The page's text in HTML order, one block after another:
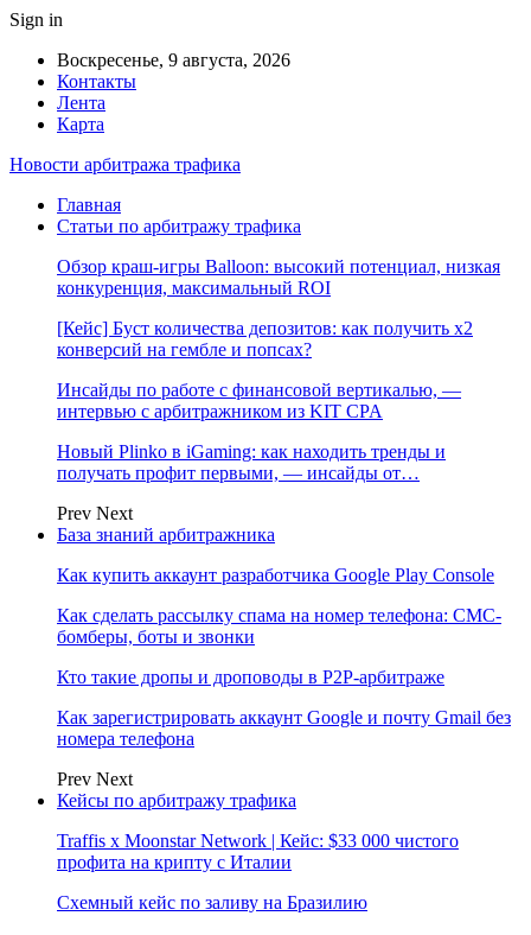
Sign in
Воскресенье, 9 августа, 2026
Контакты
Лента
Карта
Новости арбитража трафика
Главная
Статьи по арбитражу трафика
Обзор краш-игры Balloon: высокий потенциал, низкая
конкуренция, максимальный ROI
[Кейс] Буст количества депозитов: как получить х2
конверсий на гембле и попсах?
Инсайды по работе с финансовой вертикалью, —
интервью с арбитражником из KIT CPA
Новый Plinko в iGaming: как находить тренды и
получать профит первыми, — инсайды от…
Prev Next
База знаний арбитражника
Как купить аккаунт разработчика Google Play Console
Как сделать рассылку спама на номер телефона: СМС-
бомберы, боты и звонки
Кто такие дропы и дроповоды в P2P-арбитраже
Как зарегистрировать аккаунт Google и почту Gmail без
номера телефона
Prev Next
Кейсы по арбитражу трафика
Traffis x Moonstar Network | Кейс: $33 000 чистого
профита на крипту с Италии
Схемный кейс по заливу на Бразилию